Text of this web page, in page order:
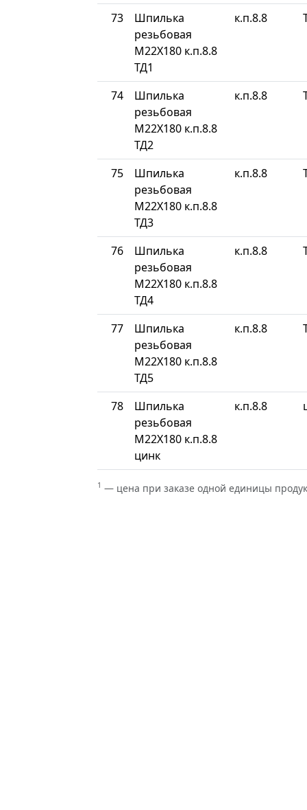
73
Шпилька
резьбовая
М22Х180 к.п.8.8
ТД1
к.п.8.8
74
Шпилька
резьбовая
М22Х180 к.п.8.8
ТД2
к.п.8.8
75
Шпилька
резьбовая
М22Х180 к.п.8.8
ТД3
к.п.8.8
76
Шпилька
резьбовая
М22Х180 к.п.8.8
ТД4
к.п.8.8
77
Шпилька
резьбовая
М22Х180 к.п.8.8
ТД5
к.п.8.8
78
Шпилька
резьбовая
М22Х180 к.п.8.8
цинк
к.п.8.8
1 — цена при заказе одной единицы